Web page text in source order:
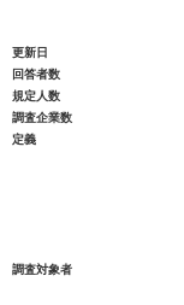
更新日
回答者数
規定人数
調査企業数
定義
調査対象者